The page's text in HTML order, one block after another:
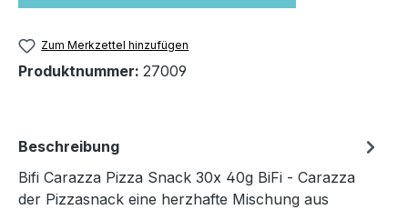
Zum Merkzettel hinzufügen
Produktnummer: 27009
Beschreibung
Bifi Carazza Pizza Snack 30x 40g BiFi - Carazza
der Pizzasnack eine herzhafte Mischung aus